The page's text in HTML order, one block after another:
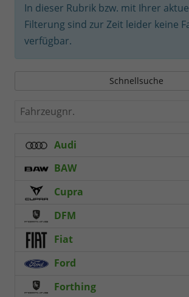
In dieser Rubrik bzw. mit Ihrer
Filterung sind zur Zeit leider keine
verfügbar.
Schnellsuche
Fahrzeugnr.
Audi
BAW
Cupra
DFM
Fiat
Ford
Forthing